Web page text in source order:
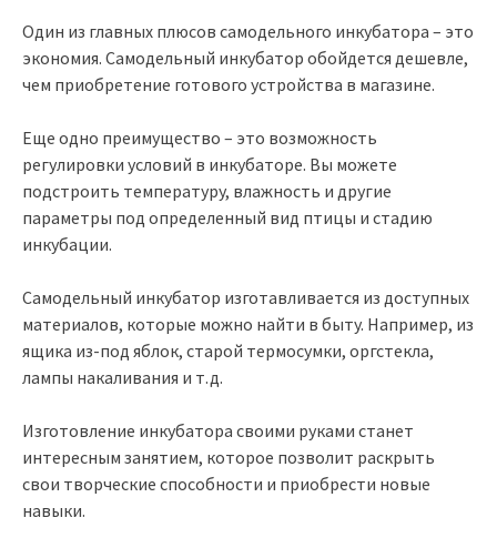
Один из главных плюсов самодельного инкубатора – это
экономия. Самодельный инкубатор обойдется дешевле,
чем приобретение готового устройства в магазине.
Еще одно преимущество – это возможность
регулировки условий в инкубаторе. Вы можете
подстроить температуру, влажность и другие
параметры под определенный вид птицы и стадию
инкубации.
Самодельный инкубатор изготавливается из доступных
материалов, которые можно найти в быту. Например, из
ящика из-под яблок, старой термосумки, оргстекла,
лампы накаливания и т.д.
Изготовление инкубатора своими руками станет
интересным занятием, которое позволит раскрыть
свои творческие способности и приобрести новые
навыки.